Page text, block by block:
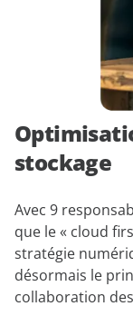
stockage
Avec 9
que le « cloud
stratégie
désormais le
collaboration